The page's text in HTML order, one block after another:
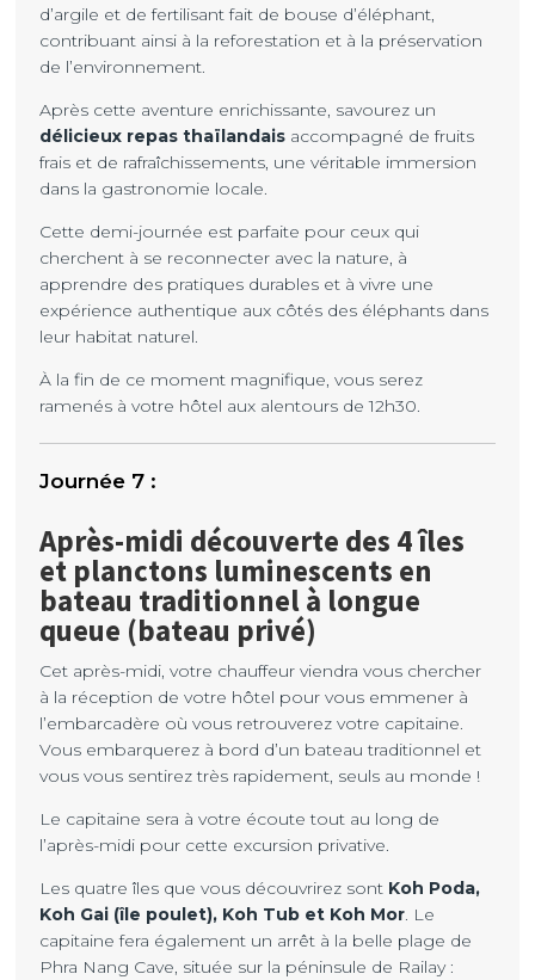
d’argile et de fertilisant fait de bouse d’éléphant,
contribuant ainsi à la reforestation et à la préservation
de l’environnement.
Après cette aventure enrichissante, savourez un
délicieux repas thaïlandais accompagné de fruits
frais et de rafraîchissements, une véritable immersion
dans la gastronomie locale.
Cette demi-journée est parfaite pour ceux qui
cherchent à se reconnecter avec la nature, à
apprendre des pratiques durables et à vivre une
expérience authentique aux côtés des éléphants dans
leur habitat naturel.
À la fin de ce moment magnifique, vous serez
ramenés à votre hôtel aux alentours de 12h30.
Après-midi découverte des 4 îles
et planctons luminescents en
bateau traditionnel à longue
queue (bateau privé)
Cet après-midi, votre chauffeur viendra vous chercher
à la réception de votre hôtel pour vous emmener à
l’embarcadère où vous retrouverez votre capitaine.
Vous embarquerez à bord d’un bateau traditionnel et
vous vous sentirez très rapidement, seuls au monde !
Le capitaine sera à votre écoute tout au long de
l’après-midi pour cette excursion privative.
Les quatre îles que vous découvrirez sont Koh Poda,
Koh Gai (île poulet), Koh Tub et Koh Mor . Le
capitaine fera également un arrêt à la belle plage de
Phra Nang Cave, située sur la péninsule de Railay :